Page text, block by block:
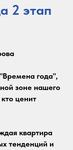
2 этап
года",
зоне нашего
ценит
квартира
тенденций и